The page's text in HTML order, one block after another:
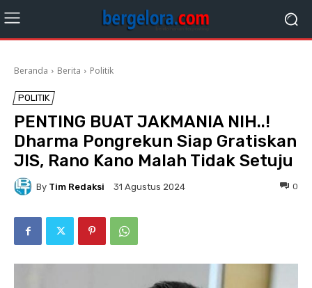
Beranda Berita Politik
POLITIK
PENTING BUAT JAKMANIA NIH..!
Dharma Pongrekun Siap Gratiskan
JIS, Rano Kano Malah Tidak Setuju
By Tim Redaksi 31 Agustus 2024 0